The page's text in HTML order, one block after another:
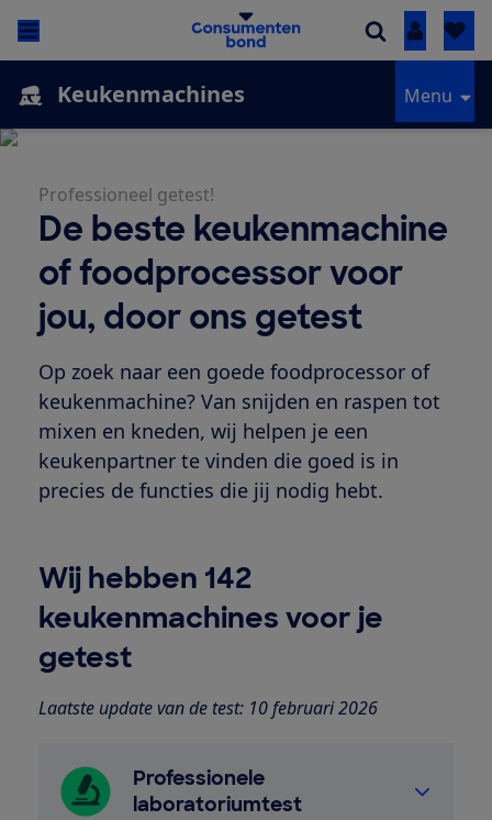
Inloggen
Keukenmachines Menu
Professioneel getest!
De beste keukenmachine
of foodprocessor voor
jou, door ons getest
Op zoek naar een goede foodprocessor of
keukenmachine? Van snijden en raspen tot
mixen en kneden, wij helpen je een
keukenpartner te vinden die goed is in
precies de functies die jij nodig hebt.
Wij hebben 142
keukenmachines voor je
getest
Laatste update van de test: 10 februari 2026
Professionele
laboratoriumtest